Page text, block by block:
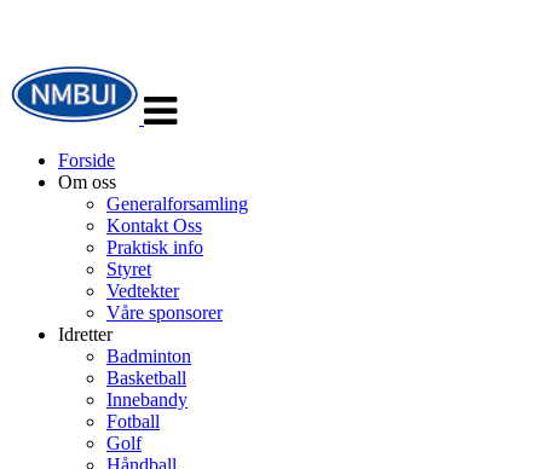
navigasjon
Forside
Om oss
Generalforsamling
Kontakt Oss
Praktisk info
Styret
Vedtekter
Våre sponsorer
Idretter
Badminton
Basketball
Innebandy
Fotball
Golf
Håndball